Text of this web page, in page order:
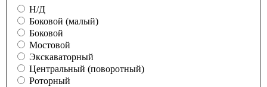
Н/Д
Боковой (малый)
Боковой
Мостовой
Экскаваторный
Центральный (поворотный)
Роторный